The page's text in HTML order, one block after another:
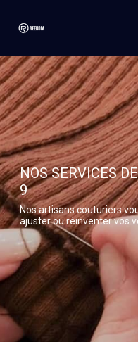
NOS SERVICES
9
Nos artisans couturiers
ajuster ou réinventer vos